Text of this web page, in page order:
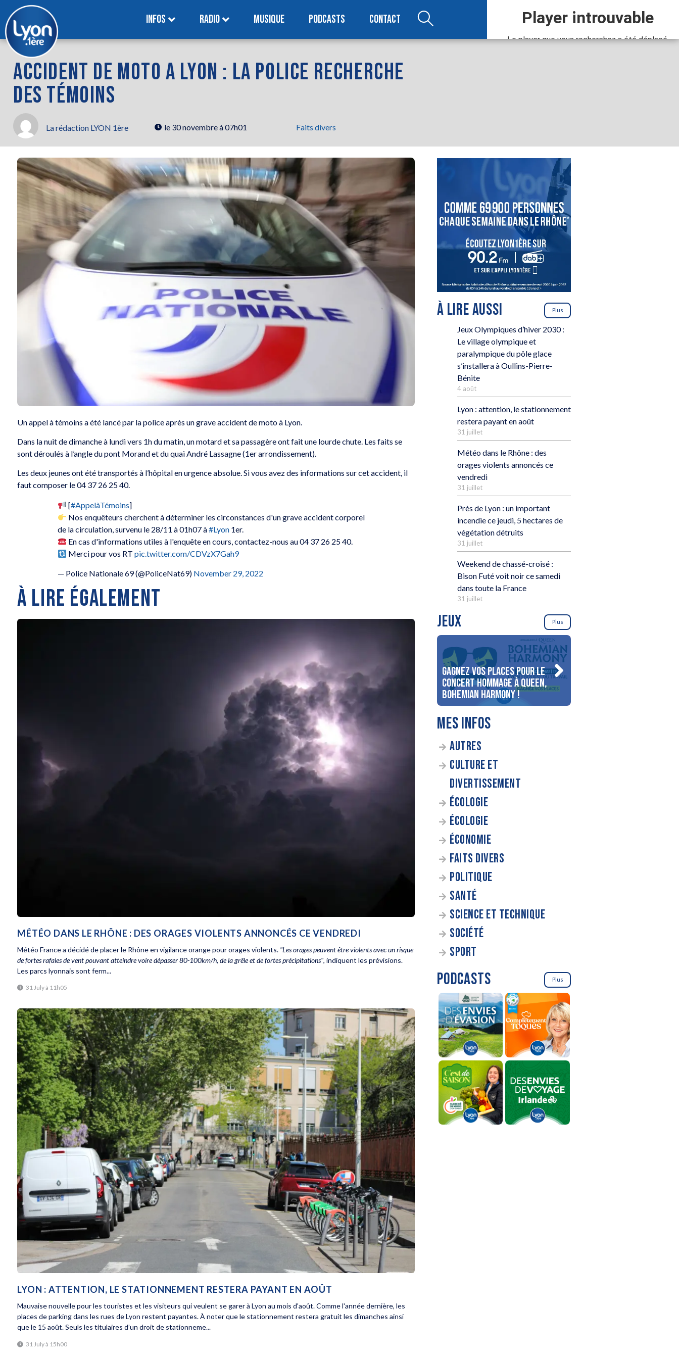
INFOS RADIO MUSIQUE PODCASTS CONTACT
ACCIDENT DE MOTO A LYON : LA POLICE RECHERCHE
DES TÉMOINS
La rédaction LYON 1ère le 30 novembre à 07h01 Faits divers
Un appel à témoins a été lancé par la police après un grave accident de moto à Lyon.
Dans la nuit de dimanche à lundi vers 1h du matin, un motard et sa passagère ont fait une lourde chute. Les faits se
sont déroulés à l’angle du pont Morand et du quai André Lassagne (1er arrondissement).
Les deux jeunes ont été transportés à l’hôpital en urgence absolue. Si vous avez des informations sur cet accident, il
faut composer le 04 37 26 25 40.
[#AppelàTémoins]
Nos enquêteurs cherchent à déterminer les circonstances d'un grave accident corporel
de la circulation, survenu le 28/11 à 01h07 à#Lyon 1er.
En cas d'informations utiles à l'enquête en cours, contactez-nous au 04 37 26 25 40.
Merci pour vos RTpic.twitter.com/CDVzX7Gah9
— Police Nationale 69 (@PoliceNat69) November 29, 2022
À LIRE ÉGALEMENT
MÉTÉO DANS LE RHÔNE : DES ORAGES VIOLENTS ANNONCÉS CE VENDREDI
Météo France a décidé de placer le Rhône en vigilance orange pour orages violents. "Les orages peuvent être violents avec un risque
de fortes rafales de vent pouvant atteindre voire dépasser 80-100km/h, de la grêle et de fortes précipitations", indiquent les prévisions.
Les parcs lyonnais sont ferm...
31 July à 11h05
LYON : ATTENTION, LE STATIONNEMENT RESTERA PAYANT EN AOÛT
Mauvaise nouvelle pour les touristes et les visiteurs qui veulent se garer à Lyon au mois d'août. Comme l'année dernière, les
places de parking dans les rues de Lyon restent payantes. À noter que le stationnement restera gratuit les dimanches ainsi
que le 15 août. Seuls les titulaires d’un droit de stationneme...
31 July à 15h00
À LIRE AUSSI Plus
Jeux Olympiques d’hiver 2030 :
Le village olympique et
paralympique du pôle glace
s’installera à Oullins-Pierre-
Bénite
4 août
Lyon : attention, le stationnement
restera payant en août
31 juillet
Météo dans le Rhône : des
orages violents annoncés ce
vendredi
31 juillet
Près de Lyon : un important
incendie ce jeudi, 5 hectares de
végétation détruits
31 juillet
Weekend de chassé-croisé :
Bison Futé voit noir ce samedi
dans toute la France
31 juillet
JEUX Plus
Gagnez vos places pour le
concert Hommage à Queen,
Bohemian Harmony !
MES INFOS
AUTRES
CULTURE ET
DIVERTISSEMENT
ÉCOLOGIE
ÉCOLOGIE
ÉCONOMIE
FAITS DIVERS
POLITIQUE
SANTÉ
SCIENCE ET TECHNIQUE
SOCIÉTÉ
SPORT
PODCASTS Plus